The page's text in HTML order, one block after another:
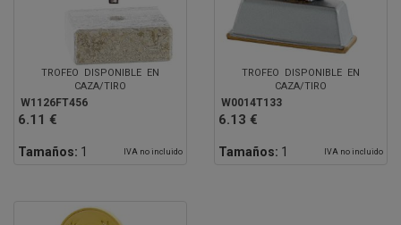
TROFEO DISPONIBLE EN
CAZA/TIRO
W1126FT456
6.11 €
Tamaños: 1 IVA no incluido
TROFEO DISPONIBLE EN
CAZA/TIRO
W0014T133
6.13 €
Tamaños: 1 IVA no incluido